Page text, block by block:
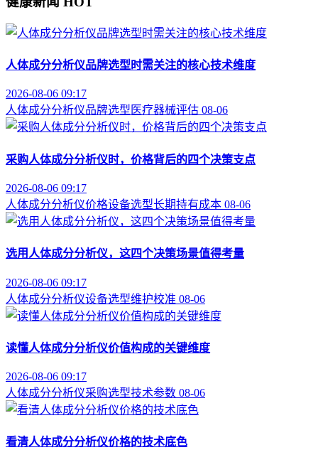
人体成分分析仪品牌选型时需关注的核心技术维度
2026-08-06 09:17
人体成分分析仪品牌选型 医疗器械评估 08-06
采购人体成分分析仪时，价格背后的四个决策支点
2026-08-06 09:17
人体成分分析仪价格设备选型长期持有成本 08-06
选用人体成分分析仪，这四个决策场景值得考量
2026-08-06 09:17
人体成分分析仪设备选型维护校准 08-06
读懂人体成分分析仪价值构成的关键维度
2026-08-06 09:17
人体成分分析仪采购选型技术参数 08-06
看清人体成分分析仪价格的技术底色